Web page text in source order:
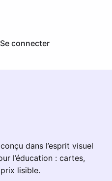
Se connecter
dans l’esprit visuel
l’éducation : cartes,
lisible.